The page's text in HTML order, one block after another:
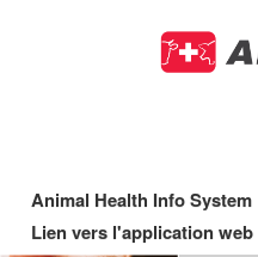
Main
navigation
Animal Health Info System
Lien vers l'application web